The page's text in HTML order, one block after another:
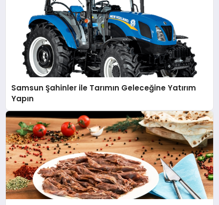
Samsun Şahinler ile Tarımın Geleceğine Yatırım
Yapın